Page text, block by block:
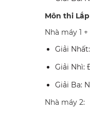
Môn thi
Nhà máy 1 +
Giải
Giải Nhì:
Giải Ba:
Nhà máy 2: